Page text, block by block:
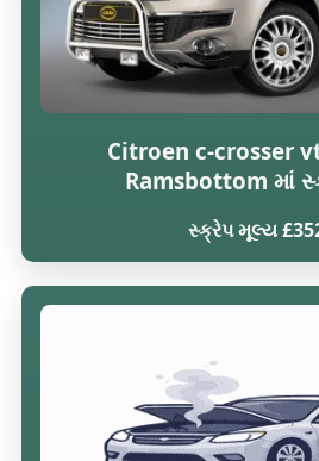
Citroen c-crosser
Ramsbottom માં
સ્ક્રેપ મૂલ્ય